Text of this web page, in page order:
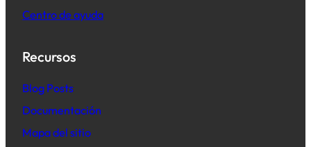
Centro de ayuda
Recursos
Blog Posts
Documentación
Mapa del sitio